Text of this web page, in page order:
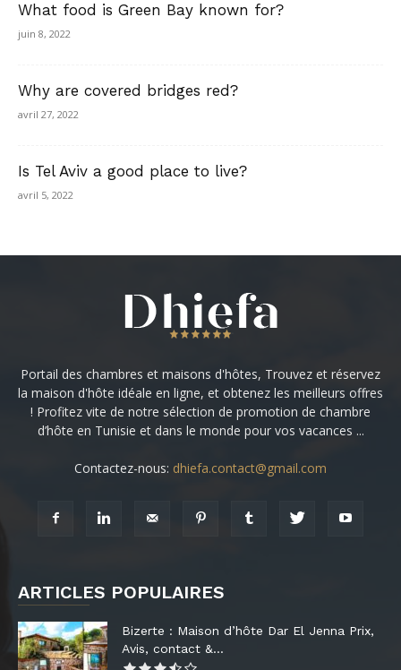
What food is Green Bay known for?
juin 8, 2022
Why are covered bridges red?
avril 27, 2022
Is Tel Aviv a good place to live?
avril 5, 2022
Portail des chambres et maisons d'hôtes, Trouvez et réservez
la maison d'hôte idéale en ligne, et obtenez les meilleurs offres
! Profitez vite de notre sélection de promotion de chambre
d’hôte en Tunisie et dans le monde pour vos vacances ...
Contactez-nous: dhiefa.contact@gmail.com
ARTICLES POPULAIRES
Bizerte : Maison d’hôte Dar El Jenna Prix,
Avis, contact &...